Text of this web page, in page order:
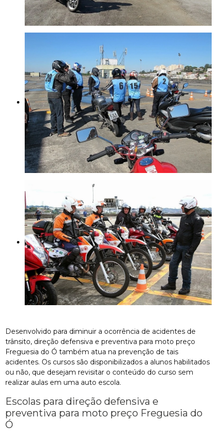
Desenvolvido para diminuir a ocorrência de acidentes de
trânsito, direção defensiva e preventiva para moto preço
Freguesia do Ó também atua na prevenção de tais
acidentes. Os cursos são disponibilizados a alunos habilitados
ou não, que desejam revisitar o conteúdo do curso sem
realizar aulas em uma auto escola.
Escolas para direção defensiva e
preventiva para moto preço Freguesia do
Ó